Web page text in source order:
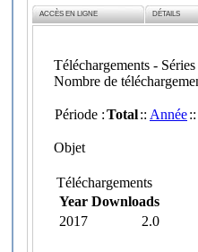
ACCÈS EN LIGNE DÉTAILS